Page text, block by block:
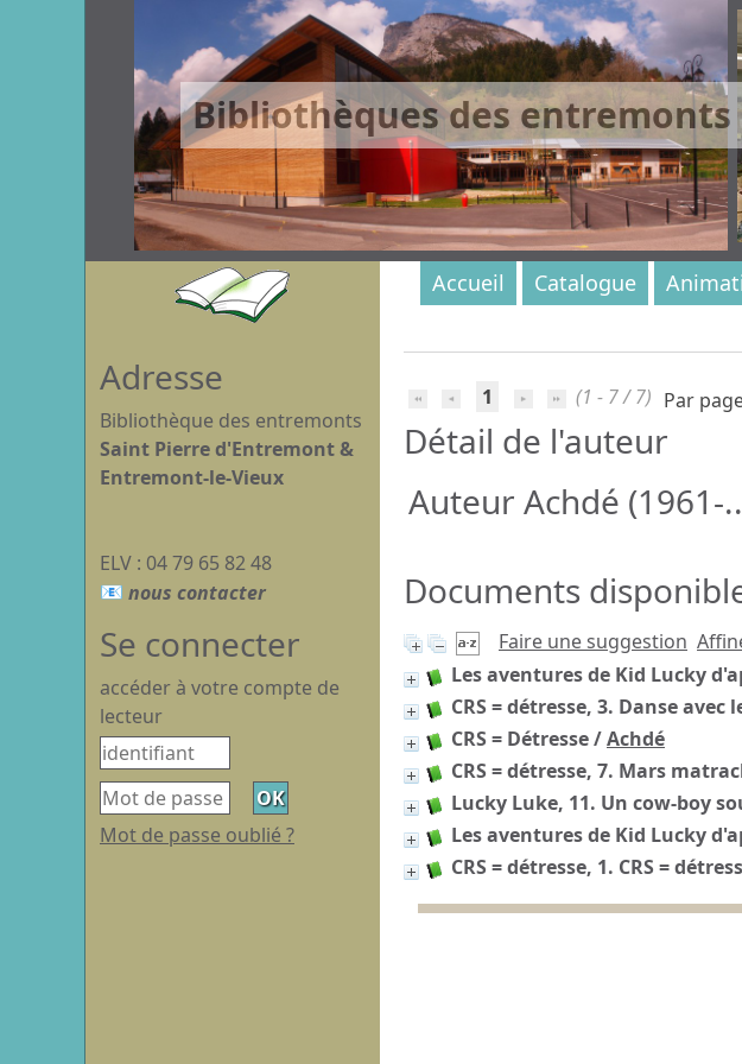
Bibliothèques des entremonts
1 (1 - 7 / 7) Par
Détail de l'auteur
Auteur Achdé (1961-
Documents
Faire une suggestion
Les aventures de Kid Lucky
CRS = détresse, 3. Danse avec
CRS = Détresse/Achdé
CRS = détresse, 7. Mars
Lucky Luke, 11. Un cow-boy
Les aventures de Kid Lucky
CRS = détresse, 1. CRS =
Accueil Catalogue
Adresse
Bibliothèque des entremonts
Saint Pierre d'Entremont &
Entremont-le-Vieux
ELV : 04 79 65 82 48
Se connecter
accéder à votre compte de
lecteur
Mot de passe oublié ?